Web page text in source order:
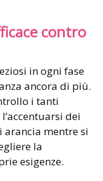
contro
in ogni fase
ancora di più.
i tanti
dei
arancia mentre si
la
esigenze.